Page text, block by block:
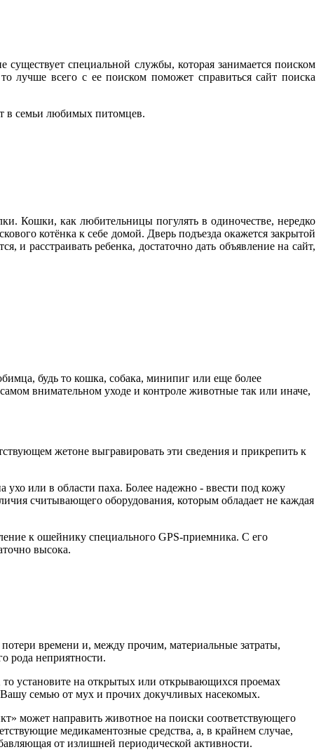
специальной службы, которая занимается поиском
лучше всего с ее поиском поможет справиться сайт поиска
в семьи любимых питомцев.
Кошки, как любительницы погулять в одиночестве, нередко
котёнка к себе домой. Дверь подъезда окажется закрытой
и расстраивать ребенка, достаточно дать объявление на сайт,
будь то кошка, собака, минипиг или еще более
внимательном уходе и контроле животные так или иначе,
жетоне выгравировать эти сведения и прикрепить к
или в области паха. Более надежно - ввести под кожу
считывающего оборудования, которым обладает не каждая
к ошейнику специального GPS-приемника. С его
высока.
времени и, между прочим, материальные затраты,
рода неприятности.
то установите на открытых или открывающихся проемах
Вашу семью от мух и прочих докучливых насекомых.
может направить животное на поиски соответствующего
медикаментозные средства, а, в крайнем случае,
от излишней периодической активности.